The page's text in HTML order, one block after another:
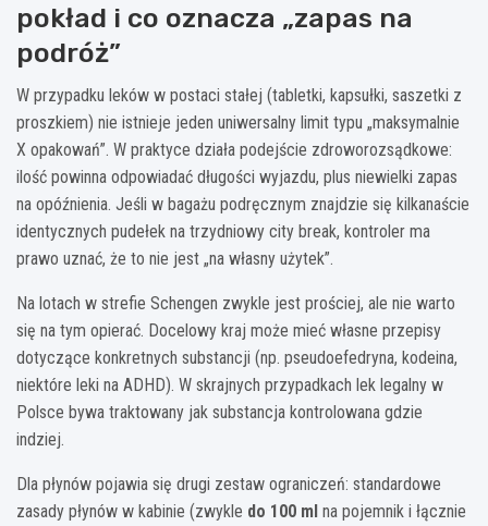
pokład i co oznacza „zapas na
podróż”
W przypadku leków w postaci stałej (tabletki, kapsułki, saszetki z
proszkiem) nie istnieje jeden uniwersalny limit typu „maksymalnie
X opakowań”. W praktyce działa podejście zdroworozsądkowe:
ilość powinna odpowiadać długości wyjazdu, plus niewielki zapas
na opóźnienia. Jeśli w bagażu podręcznym znajdzie się kilkanaście
identycznych pudełek na trzydniowy city break, kontroler ma
prawo uznać, że to nie jest „na własny użytek”.
Na lotach w strefie Schengen zwykle jest prościej, ale nie warto
się na tym opierać. Docelowy kraj może mieć własne przepisy
dotyczące konkretnych substancji (np. pseudoefedryna, kodeina,
niektóre leki na ADHD). W skrajnych przypadkach lek legalny w
Polsce bywa traktowany jak substancja kontrolowana gdzie
indziej.
Dla płynów pojawia się drugi zestaw ograniczeń: standardowe
zasady płynów w kabinie (zwykle do 100 ml na pojemnik i łącznie